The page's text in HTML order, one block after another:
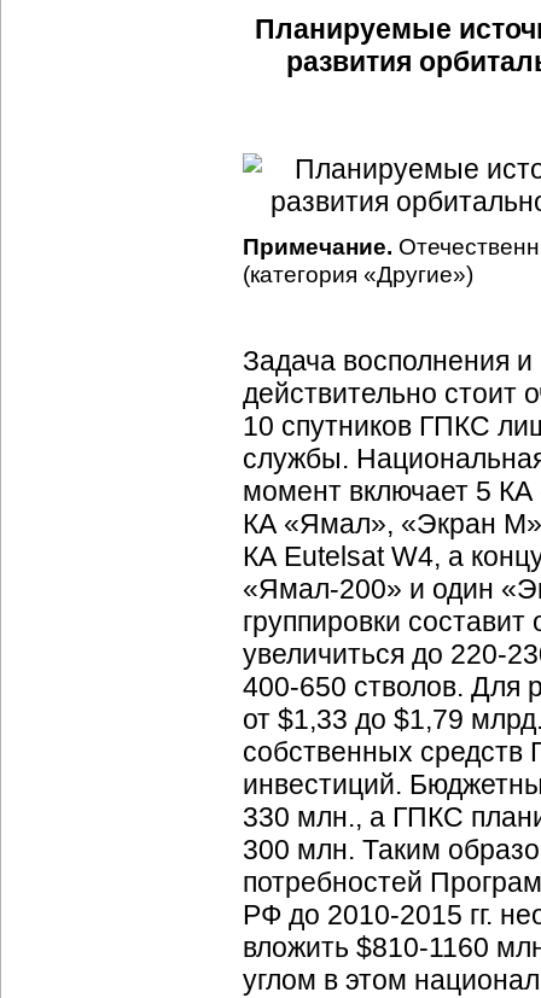
Планируемые
развития
Примечание.
(категория «Другие»)
Задача восполнения и
действительно стоит
10 спутников ГПКС
службы.
момент включает 5
КА «Ямал», «Экран М»
КА Eutelsat W4, а
«Ямал-200» и один
группировки
увеличиться до 220-
400-650 стволов. Для
от $1,33 до $1,79
собственных средств
инвестиций.
330 млн., а ГПКС
300 млн. Таким
потребностей
РФ до 2010-2015 гг.
вложить $810-1160
углом в этом